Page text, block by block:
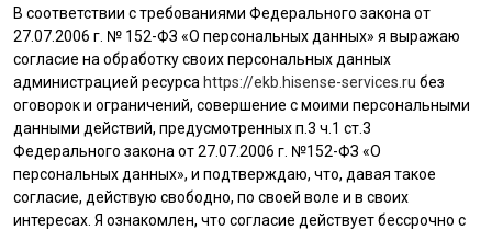
В соответствии с требованиями Федерального закона от
27.07.2006 г. № 152-ФЗ «О персональных данных» я выражаю
согласие на обработку своих персональных данных
администрацией ресурса https://ekb.hisense-services.ru без
оговорок и ограничений, совершение с моими персональными
данными действий, предусмотренных п.3 ч.1 ст.3
Федерального закона от 27.07.2006 г. №152-ФЗ «О
персональных данных», и подтверждаю, что, давая такое
согласие, действую свободно, по своей воле и в своих
интересах. Я ознакомлен, что согласие действует бессрочно с